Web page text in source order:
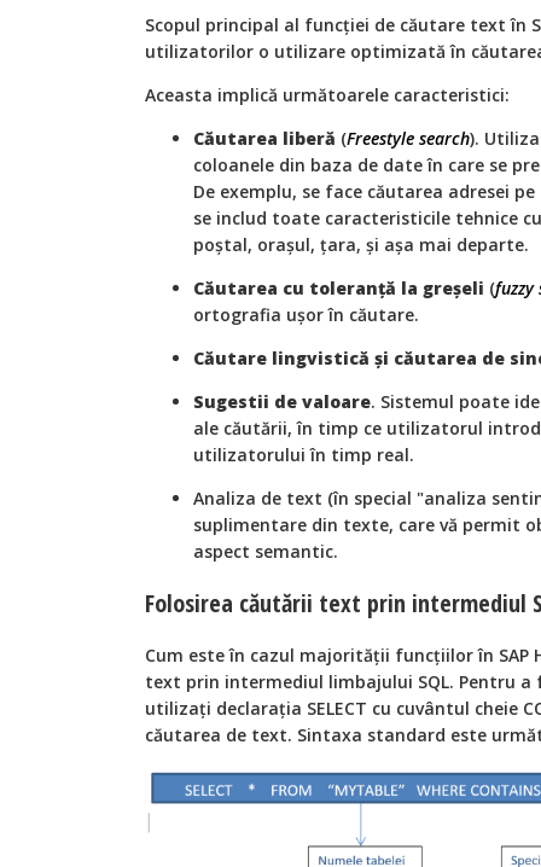
Scopul principal al funcției de căutare text în
utilizatorilor o utilizare optimizată în
Aceasta implică următoarele caracteristici:
Căutarea liberă (Freestyle search).
coloanele din baza de date în care se
De exemplu, se face căutarea adresei
se includ toate caracteristicile tehnice
poștal, orașul, țara, și așa mai departe.
Căutarea cu toleranță la greșeli (fuzzy
ortografia ușor în căutare.
Căutare lingvistică și căutarea de
Sugestii de valoare. Sistemul poate
ale căutării, în timp ce utilizatorul
utilizatorului în timp real.
Analiza de text (în special "analiza
suplimentare din texte, care vă permit
aspect semantic.
Folosirea căutării text prin intermediul
Cum este în cazul majorității funcțiilor în SAP
text prin intermediul limbajului SQL. Pentru a
utilizați declarația SELECT cu cuvântul cheie
căutarea de text. Sintaxa standard este